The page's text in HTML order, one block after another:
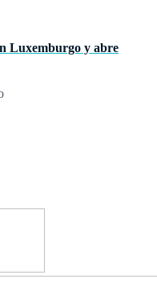
Luxemburgo y abre